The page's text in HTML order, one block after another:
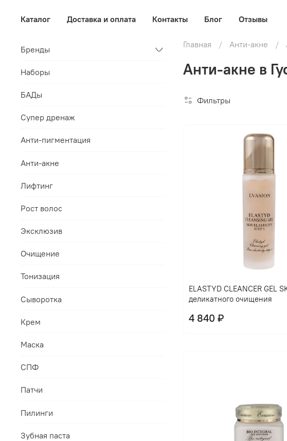
Каталог Доставка и оплата Контакты Блог Отзывы
Главная Анти-акне
Анти-акне в
Фильтры
ELASTYD CLEANCER GEL
деликатного очищения
4 840 ₽
В корзину
Бренды
Наборы
БАДы
Супер дренаж
Анти-пигментация
Анти-акне
Лифтинг
Рост волос
Эксклюзив
Очищение
Тонизация
Сыворотка
Крем
Маска
СПФ
Патчи
Пилинги
Зубная паста